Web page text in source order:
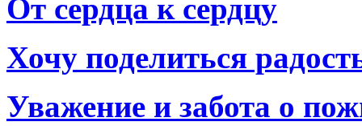
От сердца к сердцу
Хочу поделиться
Уважение и забота о